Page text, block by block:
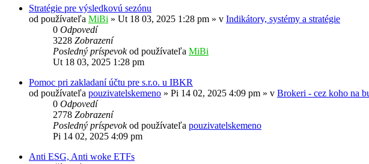
Stratégie pre výsledkovú sezónu
od používateľa MiBi » Ut 18 03, 2025 1:28 pm » v Indikátory, systémy a stratégie
0 Odpovedí
3228 Zobrazení
Posledný príspevokod používateľa MiBi
Ut 18 03, 2025 1:28 pm
Pomoc pri zakladaní účtu pre s.r.o. u IBKR
od používateľa pouzivatelskemeno » Pi 14 02, 2025 4:09 pm » v Brokeri - cez koho na
0 Odpovedí
2778 Zobrazení
Posledný príspevokod používateľa pouzivatelskemeno
Pi 14 02, 2025 4:09 pm
Anti ESG, Anti woke ETFs